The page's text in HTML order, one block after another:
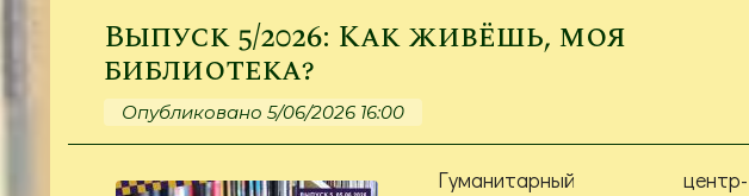
Выпуск 5/2026: Как живёшь, моя
библиотека?
Опубликовано 5/06/2026 16:00
Гуманитарный центр-